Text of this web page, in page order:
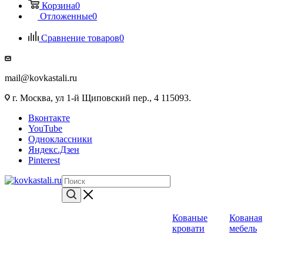
Корзина0
Отложенные0
Сравнение товаров0
mail@kovkastali.ru
г. Москва, ул 1-й Щиповский пер., 4 115093.
Вконтакте
YouTube
Одноклассники
Яндекс.Дзен
Pinterest
Кованые
кровати
Кованая
мебель